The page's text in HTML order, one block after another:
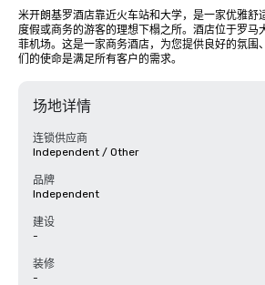
米开朗基罗酒店靠近火车站和大学，是一家优雅舒
度假或商务的游客的理想下榻之所。酒店位于罗马
菲机场。这是一家商务酒店，为您提供良好的氛围
们的使命是满足所有客户的需求。
场地详情
连锁供应商
Independent / Other
品牌
Independent
建设
-
装修
-